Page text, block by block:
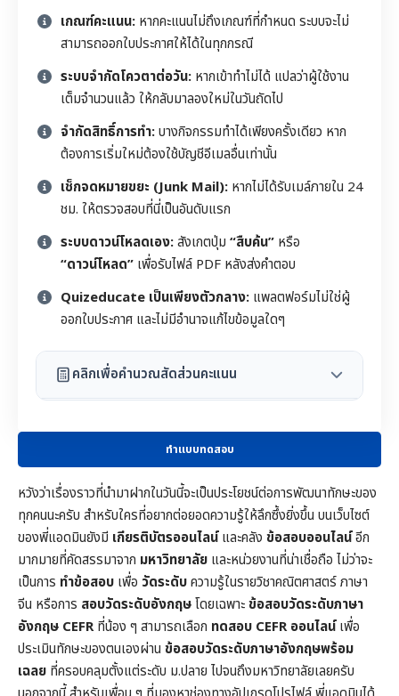
เกณฑ์คะแนน: หากคะแนนไม่ถึงเกณฑ์ที่กำหนด ระบบจะไม่
สามารถออกใบประกาศให้ได้ในทุกกรณี
ระบบจำกัดโควตาต่อวัน: หากเข้าทำไม่ได้ แปลว่าผู้ใช้งาน
เต็มจำนวนแล้ว ให้กลับมาลองใหม่ในวันถัดไป
จำกัดสิทธิ์การทำ:บางกิจกรรมทำได้เพียงครั้งเดียว หาก
ต้องการเริ่มใหม่ต้องใช้บัญชีอีเมลอื่นเท่านั้น
เช็กจดหมายขยะ (Junk Mail): หากไม่ได้รับเมล์ภายใน 24
ชม. ให้ตรวจสอบที่นี่เป็นอันดับแรก
ระบบดาวน์โหลดเอง:สังเกตปุ่ม “สืบค้น” หรือ
“ดาวน์โหลด” เพื่อรับไฟล์ PDF หลังส่งคำตอบ
Quizeducate เป็นเพียงตัวกลาง: แพลตฟอร์มไม่ใช่ผู้
ออกใบประกาศ และไม่มีอำนาจแก้ไขข้อมูลใดๆ
คลิกเพื่อคำนวณสัดส่วนคะแนน
ทำแบบทดสอบ
หวังว่าเรื่องราวที่นำมาฝากในวันนี้จะเป็นประโยชน์ต่อการพัฒนาทักษะของ
ทุกคนนะครับ สำหรับใครที่อยากต่อยอดความรู้ให้ลึกซึ้งยิ่งขึ้น บนเว็บไซต์
ของพี่แอดมินยังมี เกียรติบัตรออนไลน์และคลัง ข้อสอบออนไลน์อีก
มากมายที่คัดสรรมาจาก มหาวิทยาลัย และหน่วยงานที่น่าเชื่อถือ ไม่ว่าจะ
เป็นการ ทำข้อสอบ เพื่อ วัดระดับความรู้ในรายวิชาคณิตศาสตร์ภาษา
จีน หรือการ สอบวัดระดับอังกฤษโดยเฉพาะข้อสอบวัดระดับภาษา
อังกฤษ CEFRที่น้อง ๆ สามารถเลือก ทดสอบ CEFR ออนไลน์เพื่อ
ประเมินทักษะของตนเองผ่าน ข้อสอบวัดระดับภาษาอังกฤษพร้อม
เฉลย ที่ครอบคลุมตั้งแต่ระดับ ม.ปลาย ไปจนถึงมหาวิทยาลัยเลยครับ